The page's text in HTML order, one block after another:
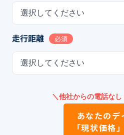
選択してください
走行距離 必須
選択してください
＼他社からの電話な
あなたのデ
「現状価格